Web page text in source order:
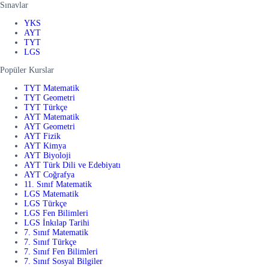
Sınavlar
YKS
AYT
TYT
LGS
Popüler Kurslar
TYT Matematik
TYT Geometri
TYT Türkçe
AYT Matematik
AYT Geometri
AYT Fizik
AYT Kimya
AYT Biyoloji
AYT Türk Dili ve Edebiyatı
AYT Coğrafya
11. Sınıf Matematik
LGS Matematik
LGS Türkçe
LGS Fen Bilimleri
LGS İnkılap Tarihi
7. Sınıf Matematik
7. Sınıf Türkçe
7. Sınıf Fen Bilimleri
7. Sınıf Sosyal Bilgiler